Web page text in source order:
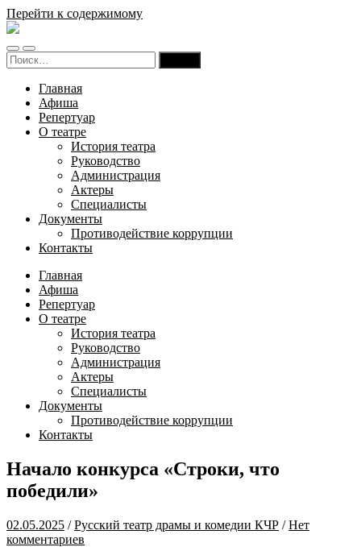
Перейти к содержимому
Русский
драмы
и
комедии
Карачаево-
Черкесской
Республики
Переключить
мобильное
Переключить
поле
Найти:
Главная
Афиша
Репертуар
О театре
История театра
Руководство
Администрация
Актеры
Специалисты
Документы
Противодействие коррупции
Контакты
Главная
Афиша
Репертуар
О театре
История театра
Руководство
Администрация
Актеры
Специалисты
Документы
Противодействие коррупции
Контакты
Начало конкурса «Строки, что
победили»
02.05.2025 /Русский театр драмы и комедии КЧР /Нет
комментариев